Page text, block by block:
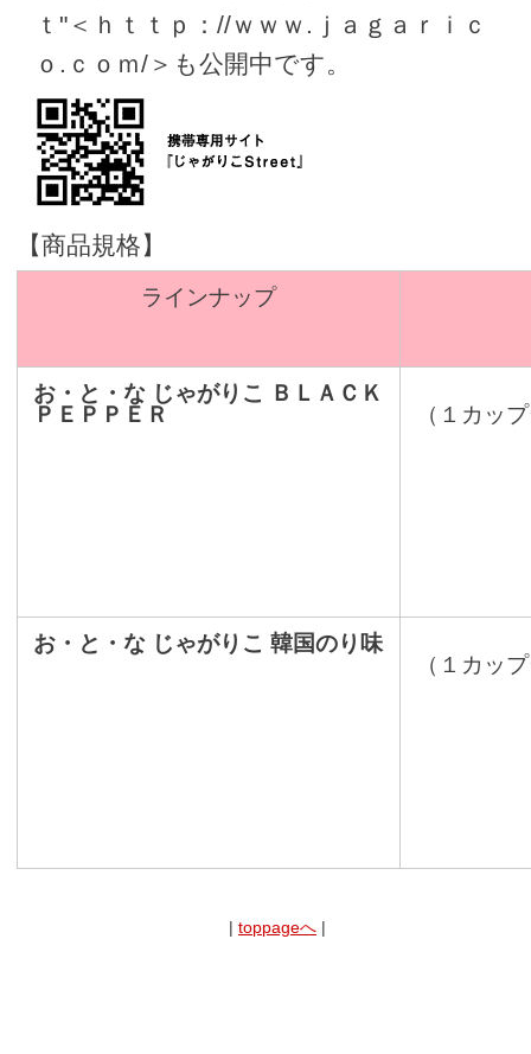
ｔ"＜ｈｔｔｐ：//ｗｗｗ.ｊａｇａｒｉｃ
ｏ.ｃｏｍ/＞も公開中です。
【商品規格】
ラインナップ
お・と・な じゃがりこ ＢＬＡＣＫ
ＰＥＰＰＥＲ
（１カッ
お・と・な じゃがりこ 韓国のり味
（１カッ
| toppageへ |